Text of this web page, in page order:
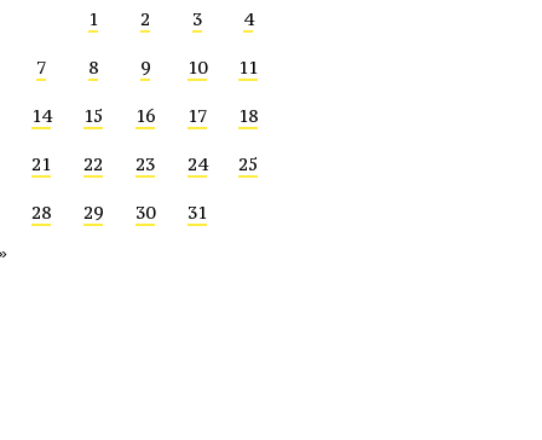
1 2 3 4
7 8 9 10 11
14 15 16 17 18
21 22 23 24 25
28 29 30 31